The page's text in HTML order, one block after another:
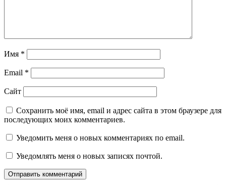
Имя *
Email *
Сайт
Сохранить моё имя, email и адрес сайта в этом браузере для
последующих моих комментариев.
Уведомить меня о новых комментариях по email.
Уведомлять меня о новых записях почтой.